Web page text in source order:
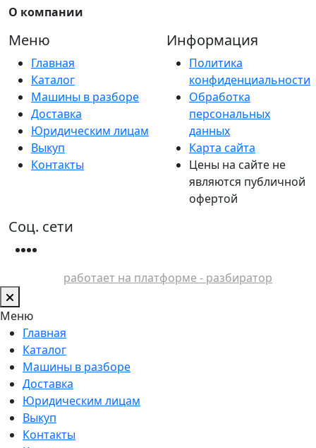
О компании
Меню
Главная
Каталог
Машины в разборе
Доставка
Юридическим лицам
Выкуп
Контакты
Информация
Политика
конфиденциальности
Обработка
персональных
данных
Карта сайта
Цены на сайте не
являются публичной
офертой
Соц. сети
работает на платформе - разбиратор
Меню
Главная
Каталог
Машины в разборе
Доставка
Юридическим лицам
Выкуп
Контакты